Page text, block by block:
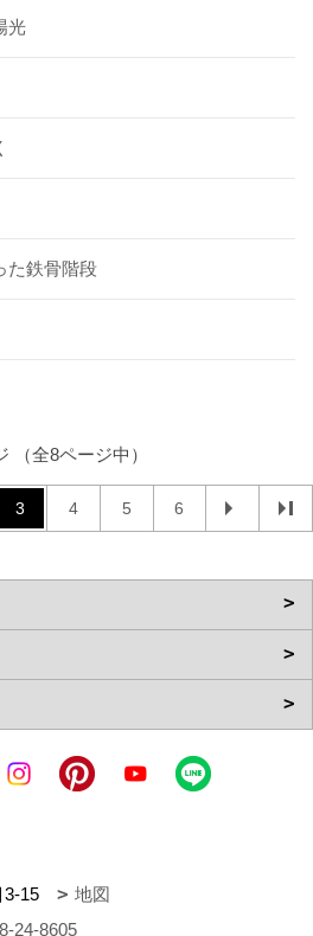
光
た鉄骨階段
（全8ページ中）
3 4 5 6
3-15
地図
24-8605